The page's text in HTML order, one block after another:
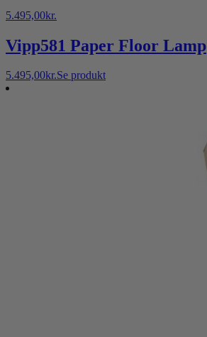
5.495,00kr.
Vipp581 Paper Floor Lamp
5.495,00kr.Se produkt